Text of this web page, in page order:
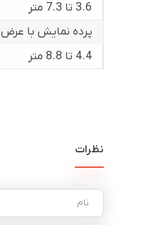
3.6 تا 7.3 متر
پرده نمایش با عرض 300 (136 اینچ)
4.4 تا 8.8 متر
نظرات